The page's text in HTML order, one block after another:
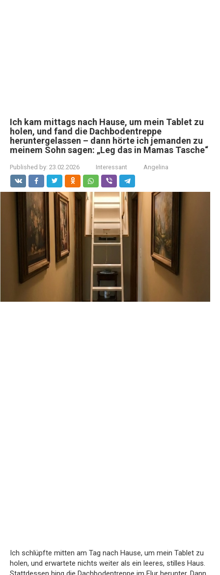
Ich kam mittags nach Hause, um mein Tablet zu
holen, und fand die Dachbodentreppe
heruntergelassen – dann hörte ich jemanden zu
meinem Sohn sagen: „Leg das in Mamas Tasche“
Published by: 23.02.2026 Interessant Angelina
Ich schlüpfte mitten am Tag nach Hause, um mein Tablet zu
holen, und erwartete nichts weiter als ein leeres, stilles Haus.